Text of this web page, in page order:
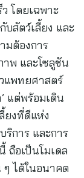
โดยเฉพาะ
บสัตว์เลี้ยง และ
มต้องการ
พ และโซลูชัน
แพทยศาสตร์
แต่พร้อมเดิน
ยงที่ดีแห่ง
ริการ และการ
ถือเป็นโมเดล
ได้ในอนาคต